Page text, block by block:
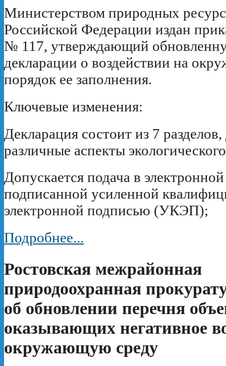
Министерством природных
Российской Федерации издан
№ 117, утверждающий
декларации о воздействии на
порядок ее заполнения.
Ключевые изменения:
Декларация состоит из 7
различные аспекты
Допускается подача в
подписанной усиленной
электронной подписью (УКЭП);
Подробнее...
Ростовская межрайонная
природоохранная
об обновлении перечня
оказывающих негативное
окружающую среду